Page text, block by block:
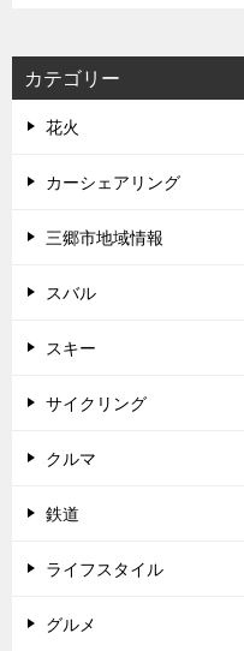
カテゴリー
花火
カーシェアリング
三郷市地域情報
スバル
スキー
サイクリング
クルマ
鉄道
ライフスタイル
グルメ